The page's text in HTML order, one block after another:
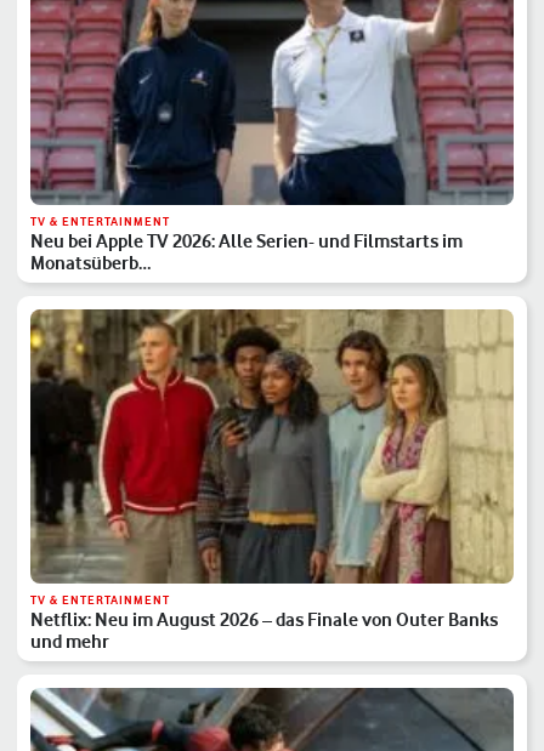
TV & ENTERTAINMENT
Neu bei Apple TV 2026: Alle Serien- und Filmstarts im
Monatsüberb…
TV & ENTERTAINMENT
Netflix: Neu im August 2026 – das Finale von Outer Banks
und mehr